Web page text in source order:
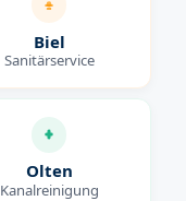
Biel
Sanitärservice
Olten
Kanalreinigung